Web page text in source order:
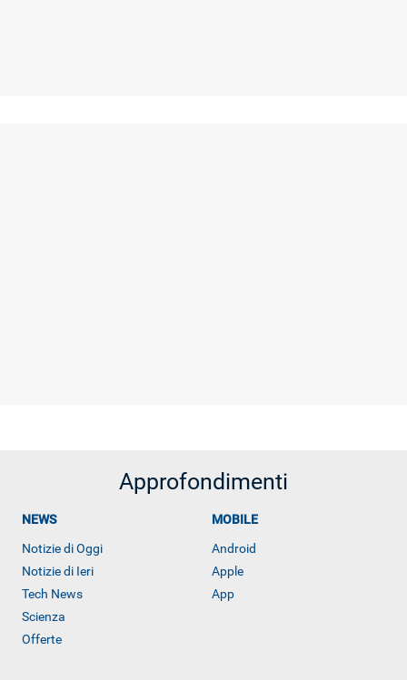
Approfondimenti
NEWS
Notizie di Oggi
Notizie di Ieri
Tech News
Scienza
Offerte
MOBILE
Android
Apple
App